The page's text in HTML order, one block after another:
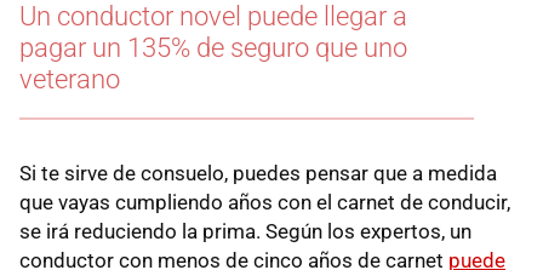
Un conductor novel puede llegar a
pagar un 135% de seguro que uno
veterano
Si te sirve de consuelo, puedes pensar que a medida
que vayas cumpliendo años con el carnet de conducir,
se irá reduciendo la prima. Según los expertos, un
conductor con menos de cinco años de carnet puede